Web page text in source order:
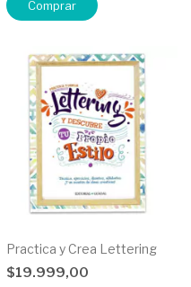
Practica y Crea Lettering
$19.999,00